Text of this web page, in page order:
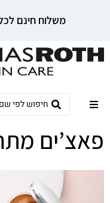
משלוח חינם לכל
פאצ’ים